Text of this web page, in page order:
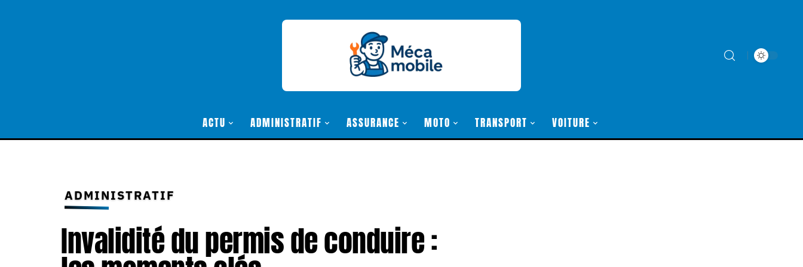
ACTU ADMINISTRATIF ASSURANCE MOTO TRANSPORT VOITURE
ADMINISTRATIF
Invalidité du permis de conduire :